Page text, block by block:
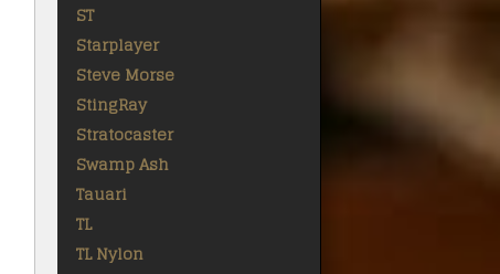
ST
Starplayer
Steve Morse
StingRay
Stratocaster
Swamp Ash
Tauari
TL
TL Nylon